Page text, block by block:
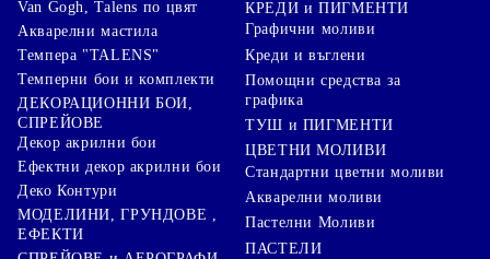
Van Gogh, Talens по цвят
Акварелни мастила
Темпера "TALENS"
Темперни бои и комплекти
ДЕКОРАЦИОННИ БОИ,
СПРЕЙОВЕ
Декор акрилни бои
Ефектни декор акрилни бои
Деко Контури
МОДЕЛИНИ, ГРУНДОВЕ ,
ЕФЕКТИ
КРЕДИ и ПИГМЕНТИ
Графични моливи
Креди и въглени
Помощни средства за
графика
ТУШ и ПИГМЕНТИ
ЦВЕТНИ МОЛИВИ
Стандартни цветни моливи
Акварелни моливи
Пастелни Моливи
ПАСТЕЛИ